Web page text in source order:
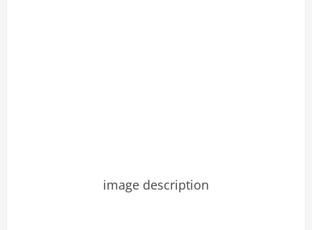
image description